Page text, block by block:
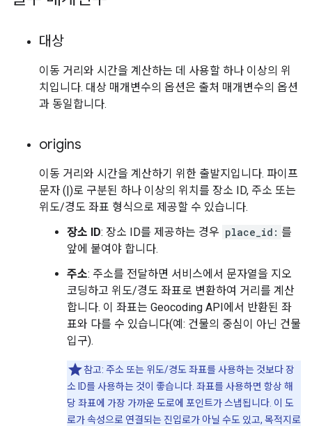
대상
이동 거리와 시간을 계산하는 데 사용할 하나 이상의 위
치입니다. 대상 매개변수의 옵션은 출처 매개변수의 옵션
과 동일합니다.
origins
이동 거리와 시간을 계산하기 위한 출발지입니다. 파이프
문자 (|)로 구분된 하나 이상의 위치를 장소 ID, 주소 또는
위도/경도 좌표 형식으로 제공할 수 있습니다.
장소 ID: 장소 ID를 제공하는 경우 place_id: 를
앞에 붙여야 합니다.
주소: 주소를 전달하면 서비스에서 문자열을 지오
코딩하고 위도/경도 좌표로 변환하여 거리를 계산
합니다. 이 좌표는 Geocoding API에서 반환된 좌
표와 다를 수 있습니다(예: 건물의 중심이 아닌 건물
입구).
참고: 주소 또는 위도/경도 좌표를 사용하는 것보다 장
소 ID를 사용하는 것이 좋습니다. 좌표를 사용하면 항상 해
당 좌표에 가장 가까운 도로에 포인트가 스냅됩니다. 이 도
로가 속성으로 연결되는 진입로가 아닐 수도 있고, 목적지로